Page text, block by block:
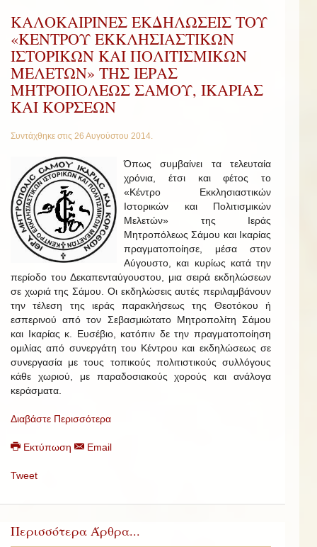
ΚΑΛΟΚΑΙΡΙΝΕΣ ΕΚΔΗΛΩΣΕΙΣ ΤΟΥ
«ΚΕΝΤΡΟΥ ΕΚΚΛΗΣΙΑΣΤΙΚΩΝ
ΙΣΤΟΡΙΚΩΝ ΚΑΙ ΠΟΛΙΤΙΣΜΙΚΩΝ
ΜΕΛΕΤΩΝ» ΤΗΣ ΙΕΡΑΣ
ΜΗΤΡΟΠΟΛΕΩΣ ΣΑΜΟΥ, ΙΚΑΡΙΑΣ
ΚΑΙ ΚΟΡΣΕΩΝ
Συντάχθηκε στις 26 Αυγούστου 2014
Όπως συμβαίνει τα τελευταία
χρόνια, έτσι και φέτος το
«Κέντρο Εκκλησιαστικών
Ιστορικών και Πολιτισμικών
Μελετών» της Ιεράς
Μητροπόλεως Σάμου και Ικαρίας
πραγματοποίησε, μέσα στον
Αύγουστο, και κυρίως κατά την
περίοδο του Δεκαπενταύγουστου, μια σειρά εκδηλώσεων
σε χωριά της Σάμου. Οι εκδηλώσεις αυτές περιλαμβάνουν
την τέλεση της ιεράς παρακλήσεως της Θεοτόκου ή
εσπερινού από τον Σεβασμιώτατο Μητροπολίτη Σάμου
και Ικαρίας κ. Ευσέβιο, κατόπιν δε την πραγματοποίηση
ομιλίας από συνεργάτη του Κέντρου και εκδηλώσεως σε
συνεργασία με τους τοπικούς πολιτιστικούς συλλόγους
κάθε χωριού, με παραδοσιακούς χορούς και ανάλογα
κεράσματα.
Διαβάστε Περισσότερα
Εκτύπωση Email
Tweet
Περισσότερα Άρθρα...